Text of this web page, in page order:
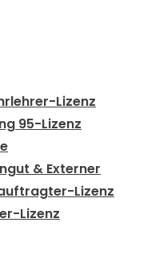
Lizenz
95-Lizenz
& Externer
Lizenz
Lizenz